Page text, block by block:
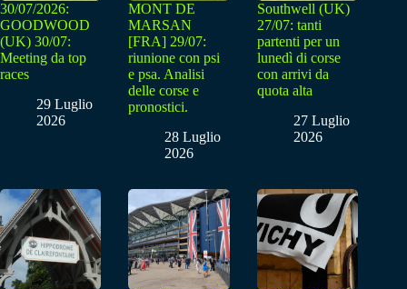
30/07/2026:
GOODWOOD
(UK) 30/07:
Meeting da top
races
29 Luglio
2026
MONT DE
MARSAN
[FRA] 29/07:
riunione con psi
e psa. Analisi
delle corse e
pronostici.
28 Luglio
2026
Southwell (UK)
27/07: tanti
partenti per un
lunedì di corse
con arrivi da
quota alta
27 Luglio
2026